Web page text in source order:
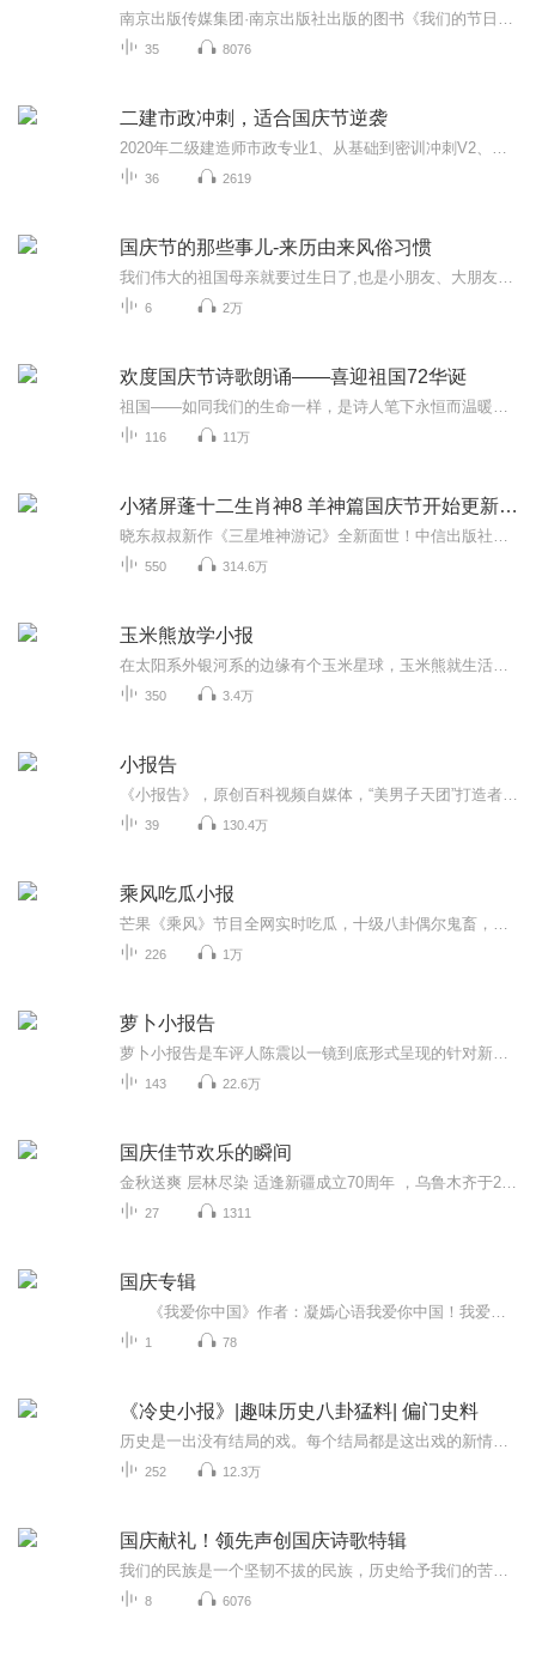
35 8076
二建市政冲刺，适合国庆节逆袭
36 2619
国庆节的那些事儿-来历由来风俗习惯
6 2万
欢度国庆节诗歌朗诵——喜迎祖国72华诞
116 11万
小猪屏蓬十二生肖神8 羊神篇国庆节开始更新啦！
550 314.6万
玉米熊放学小报
350 3.4万
小报告
39 130.4万
乘风吃瓜小报
226 1万
萝卜小报告
143 22.6万
国庆佳节欢乐的瞬间
27 1311
国庆专辑
1 78
《冷史小报》|趣味历史八卦猛料| 偏门史料
252 12.3万
国庆献礼！领先声创国庆诗歌特辑
8 6076